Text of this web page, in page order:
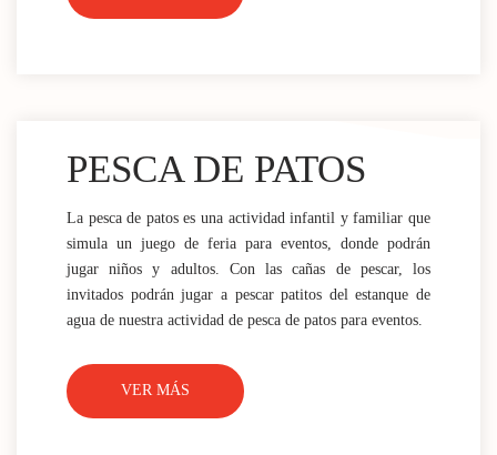
PESCA DE PATOS
La pesca de patos es una actividad infantil y familiar que
simula un juego de feria para eventos, donde podrán
jugar niños y adultos. Con las cañas de pescar, los
invitados podrán jugar a pescar patitos del estanque de
agua de nuestra actividad de pesca de patos para eventos.
VER MÁS